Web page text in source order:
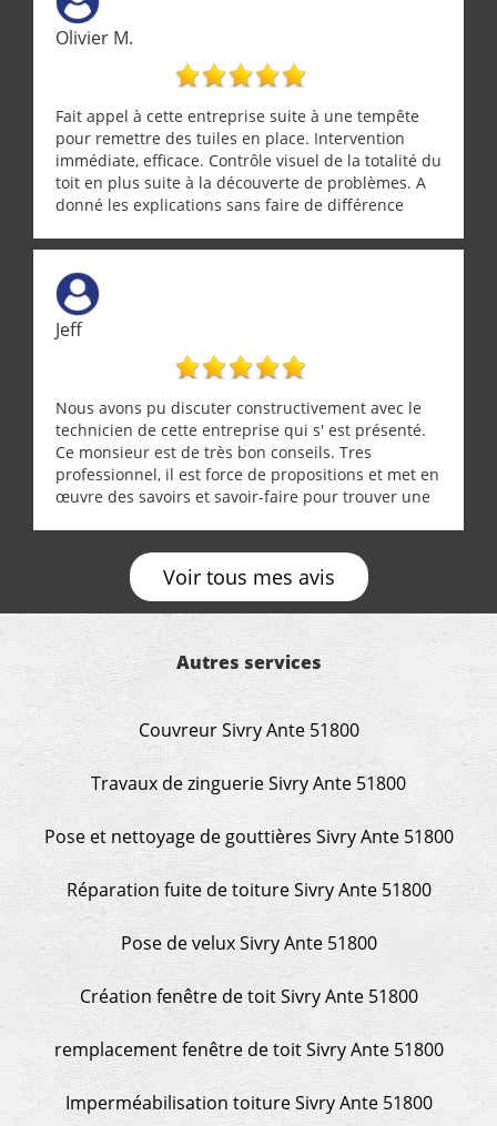
Olivier M.
Fait appel à cette entreprise suite à une tempête
pour remettre des tuiles en place. Intervention
immédiate, efficace. Contrôle visuel de la totalité du
toit en plus suite à la découverte de problèmes. A
donné les explications sans faire de différence
Jeff
Nous avons pu discuter constructivement avec le
technicien de cette entreprise qui s' est présenté.
Ce monsieur est de très bon conseils. Tres
professionnel, il est force de propositions et met en
œuvre des savoirs et savoir-faire pour trouver une
ne se trouve que chez les pationnés de leur métier.
Merci a ce monsieur pour sa disponibilité
Voir tous mes avis
Autres services
Couvreur Sivry Ante 51800
Travaux de zinguerie Sivry Ante 51800
Pose et nettoyage de gouttières Sivry Ante 51800
Réparation fuite de toiture Sivry Ante 51800
Pose de velux Sivry Ante 51800
Création fenêtre de toit Sivry Ante 51800
remplacement fenêtre de toit Sivry Ante 51800
Imperméabilisation toiture Sivry Ante 51800